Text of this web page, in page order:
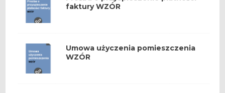
faktury WZÓR
Umowa użyczenia pomieszczenia
WZÓR